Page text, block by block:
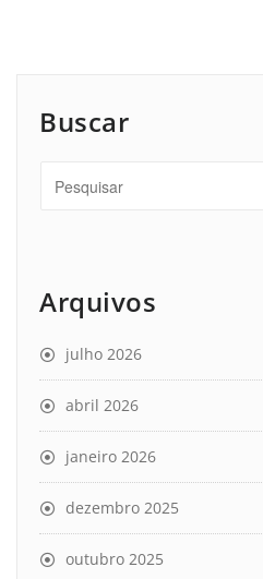
Buscar
Arquivos
julho 2026
abril 2026
janeiro 2026
dezembro 2025
outubro 2025